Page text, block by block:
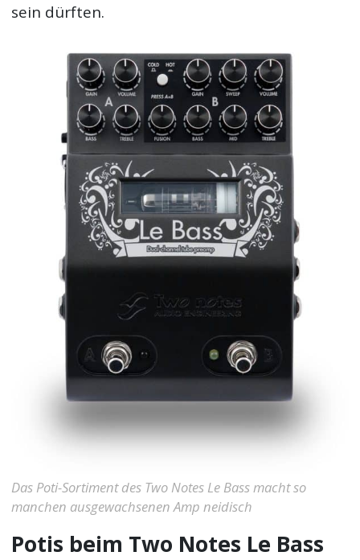
sein dürften.
Das Poti-Sortiment des Two Notes Le Bass macht so
manchen ausgewachsenen Amp neidisch
Potis beim Two Notes Le Bass